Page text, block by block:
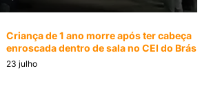
Criança de 1 ano morre após ter cabeça
enroscada dentro de sala no CEI do Brás
23 julho